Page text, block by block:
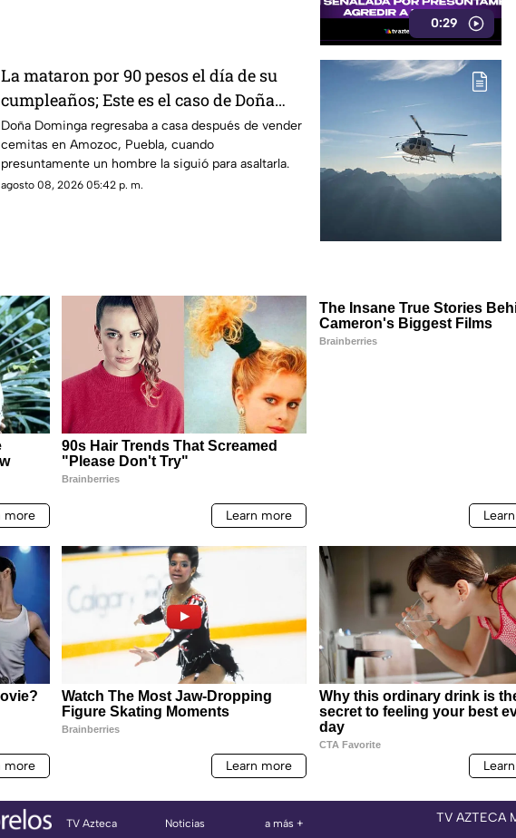
0:29
La mataron por 90 pesos el día de su
cumpleaños; Este es el caso de Doña
Dominga
Doña Dominga regresaba a casa después de vender
cemitas en Amozoc, Puebla, cuando
presuntamente un hombre la siguió para asaltarla.
agosto 08, 2026 05:42 p. m.
TV Azteca Noticias a más + TV AZTECA